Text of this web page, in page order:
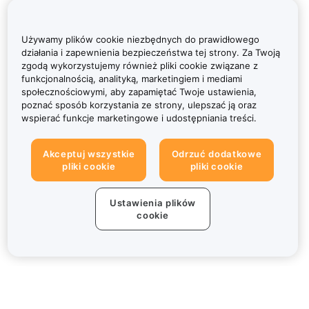
Używamy plików cookie niezbędnych do prawidłowego
działania i zapewnienia bezpieczeństwa tej strony. Za Twoją
zgodą wykorzystujemy również pliki cookie związane z
funkcjonalnością, analityką, marketingiem i mediami
społecznościowymi, aby zapamiętać Twoje ustawienia,
poznać sposób korzystania ze strony, ulepszać ją oraz
wspierać funkcje marketingowe i udostępniania treści.
Akceptuj wszystkie
pliki cookie
Odrzuć dodatkowe
pliki cookie
Ustawienia plików
cookie